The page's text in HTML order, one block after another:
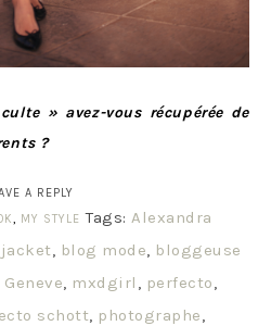
» avez-vous récupérée de
?
A REPLY
, MY STYLE Tags:Alexandra
, blog mode, bloggeuse
Geneve, mxdgirl , perfecto,
schott, photographe,